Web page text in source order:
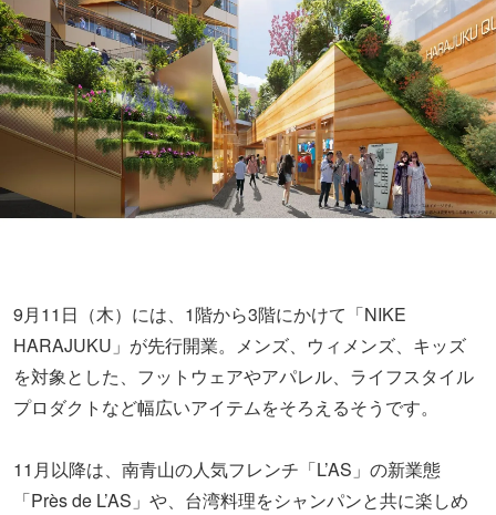
9月11日（木）には、1階から3階にかけて「NIKE
HARAJUKU」が先行開業。メンズ、ウィメンズ、キッズ
を対象とした、フットウェアやアパレル、ライフスタイル
プロダクトなど幅広いアイテムをそろえるそうです。
11月以降は、南青山の人気フレンチ「L’AS」の新業態
「Près de L’AS」や、台湾料理をシャンパンと共に楽しめ